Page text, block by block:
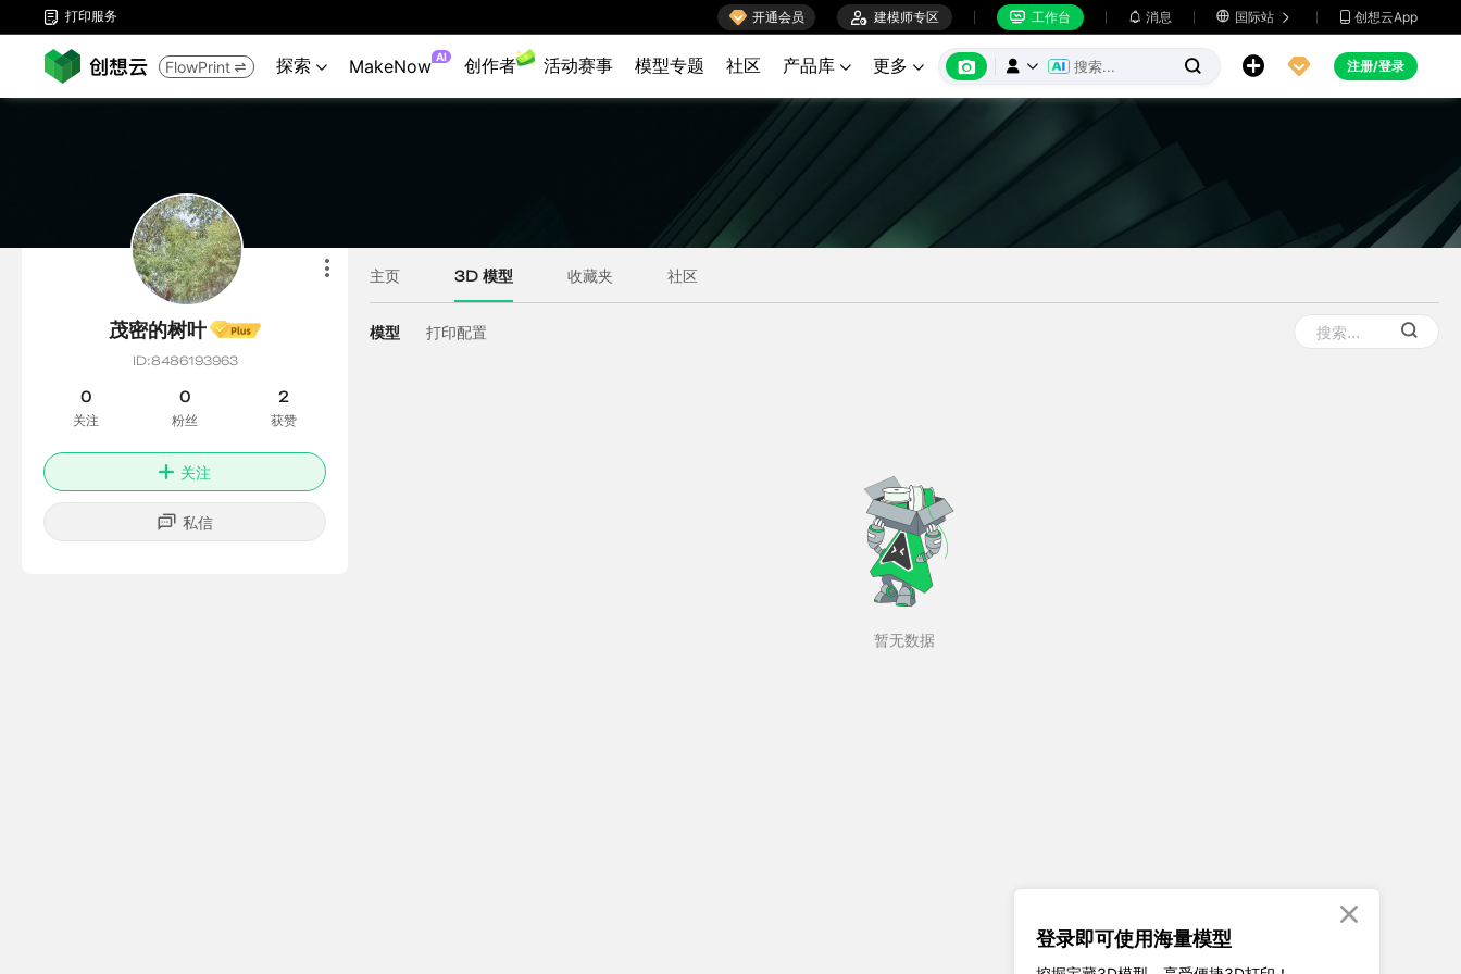
 打印服务  开通会员  建模师专区  工作台  消息  国际站   创想云App
FlowPrint  探索  MakeNow AI 创作者 活动赛事 模型专题 社区 产品库  更多        注册/登录
登录即可使用海量模型
